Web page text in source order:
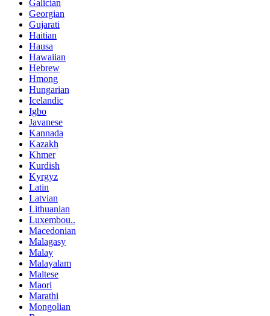
Galician
Georgian
Gujarati
Haitian
Hausa
Hawaiian
Hebrew
Hmong
Hungarian
Icelandic
Igbo
Javanese
Kannada
Kazakh
Khmer
Kurdish
Kyrgyz
Latin
Latvian
Lithuanian
Luxembou..
Macedonian
Malagasy
Malay
Malayalam
Maltese
Maori
Marathi
Mongolian